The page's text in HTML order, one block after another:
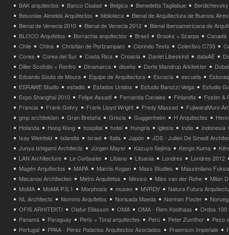
BAK arquitectos
Banco Ciudad Belgica Benedetta Tagliabue
Besonias Almeida Arquitectos
biblioteca
Bienal de Arquitectura de Buenos Aires
Bienal de Venecia 2010
Bienal de Venecia 2012
Bienal Iberoamericana de
BLOCO Arquitetos
Borrachia arquitectos Brasil Brooks + Scarpa
Canadá
Chile
China Christian de Portzamparc Clorindo Testa Colectivo C733
Corea
Corea del Sur Costa Rica Croacia Daniel Libeskind dataAE
Diller Scofidio + Renfro
Dinamarca diseño Dorte Mandrup Arkitekter
Dubai
Eduardo Souto de Moura
Equipo de Arquitectura Escocia escuela
ESRAWE Studio
estadio Estados Unidos Estudio Barozzi Veiga
Estudio
Expo Shanghai 2010
Felipe Assadi Fernanda Canales Finlandia
Foster &
Francia
Frank Gehry Frank Lloyd Wright Fredy Massad
FujiwaraMuro
gmp architekten
Gran Bretaña Grecia Guggenheim H Arquitectes
Holanda
Hong Kong hospital hotel Hungria iglesia India
Indonesia
Isay Weinfeld
Islandia Israel Italia Japón
JDS - Julien De Smedt
Junya Ishigami Architects
Jürgen Mayer Kazuyo Sejima Kengo Kuma
LAN Architecture
Le Corbusier Líbano Lituania Londres
Londres 2012
Magén Arquitectos
MAPA Marcio Kogan Mass Studies
Massimilano
Mecanoo Architecten
Metro Arquitetos Mexico Mies van der Rohe
Milan
MoMA
MoMA P.S.1 Morphosis museo MVRDV
Natura Futura
NL Architects
Nommo Arquitetos Norisada Maeda Norman Foster
OFIS ARHITEKTI
Olafur Eliasson OMA OMA - Rem Koolhaas
Ordos 100
Panamá
Paraguay Peris + Toral arquitectes Perú Peter Zumthor
Pezo
Portugal
PPAA - Pérez Palacios Arquitectos Asociados Praemium Imperiale